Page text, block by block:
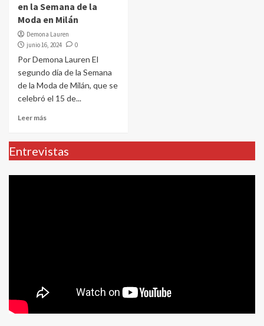
en la Semana de la
Moda en Milán
Demona Lauren
junio 16, 2024
0
Por Demona Lauren El
segundo día de la Semana
de la Moda de Milán, que se
celebró el 15 de...
Leer más
Entrevistas